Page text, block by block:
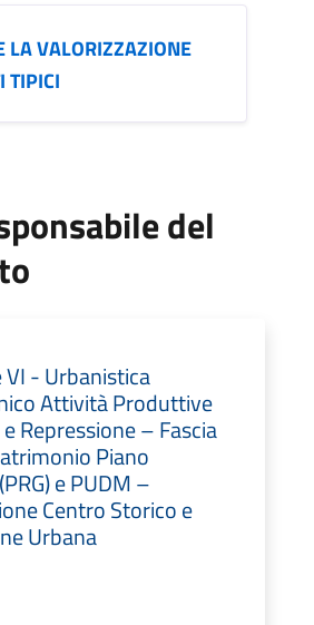
LA VALORIZZAZIONE
TIPICI
del
- Urbanistica
Attività Produttive
Repressione – Fascia
Piano
e PUDM –
Centro Storico e
Urbana